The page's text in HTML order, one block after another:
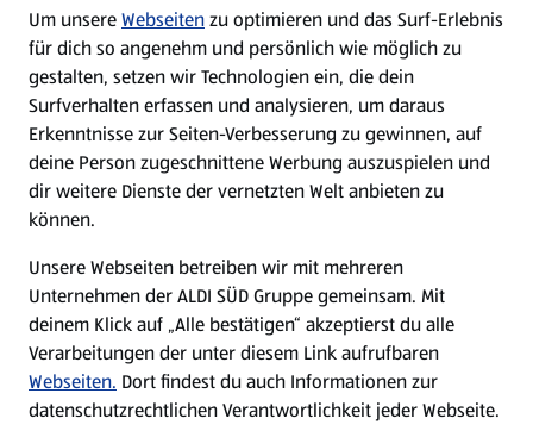
WhatsApp
Über ALDI SÜD
Filialen
Nachhaltigkeit
Karriere
Um unsereWebseitenzu optimieren und das Surf-Erlebnis
für dich so angenehm und persönlich wie möglich zu
gestalten, setzen wir Technologien ein, die dein
Surfverhalten erfassen und analysieren, um daraus
Erkenntnisse zur Seiten-Verbesserung zu gewinnen, auf
deine Person zugeschnittene Werbung auszuspielen und
dir weitere Dienste der vernetzten Welt anbieten zu
können.
Unsere Webseiten betreiben wir mit mehreren
Unternehmen der ALDI SÜD Gruppe gemeinsam. Mit
deinem Klick auf „Alle bestätigen“ akzeptierst du alle
Verarbeitungen der unter diesem Link aufrufbaren
Webseiten. Dort findest du auch Informationen zur
datenschutzrechtlichen Verantwortlichkeit jeder Webseite.